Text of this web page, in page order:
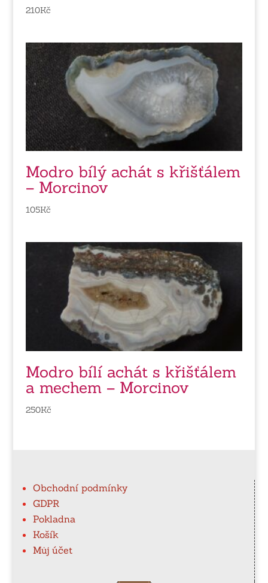
210Kč
Modro bílý achát s křišťálem
– Morcinov
105Kč
Modro bílí achát s křišťálem
a mechem – Morcinov
250Kč
Obchodní podmínky
GDPR
Pokladna
Košík
Můj účet